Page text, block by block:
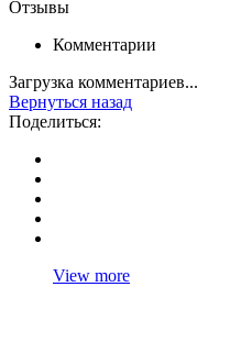
Отзывы
Комментарии
Загрузка комментариев...
Вернуться назад
Поделиться:
View more